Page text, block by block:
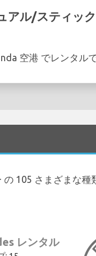
ル/スティッ
空港 でレンタル
105 さまざまな種
レンタル